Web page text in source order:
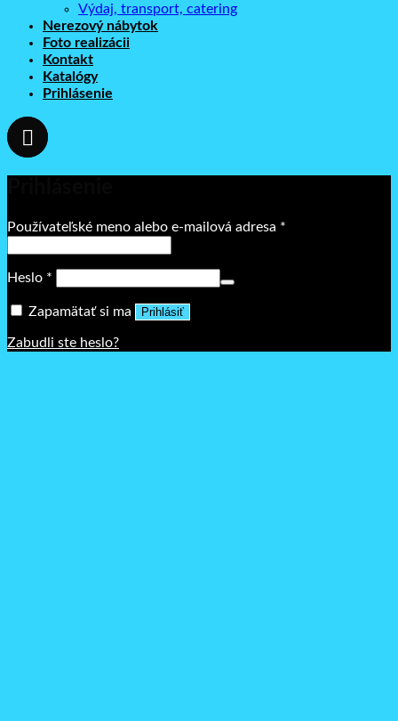
Výdaj, transport, catering
Nerezový nábytok
Foto realizácii
Kontakt
Katalógy
Prihlásenie
Používateľské meno alebo e-mailová adresa *
Heslo *
Zapamätať si ma Prihlásiť
Zabudli ste heslo?